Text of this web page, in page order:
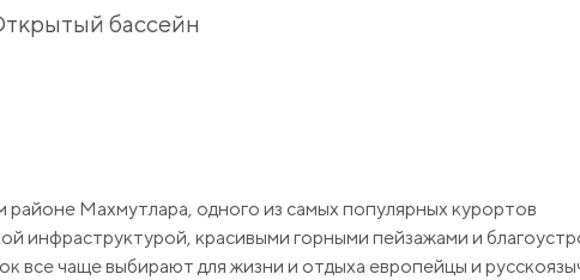
бассейн
Махмутлара, одного из самых популярных курортов
инфраструктурой, красивыми горными пейзажами и
чаще выбирают для жизни и отдыха европейцы и